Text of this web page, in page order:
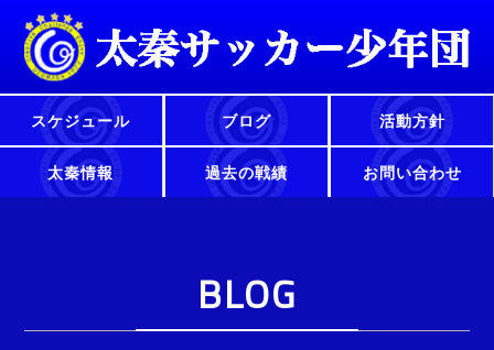
スケジュール ブログ 活動方針
太秦情報 過去の戦績 お問い合わせ
BLOG